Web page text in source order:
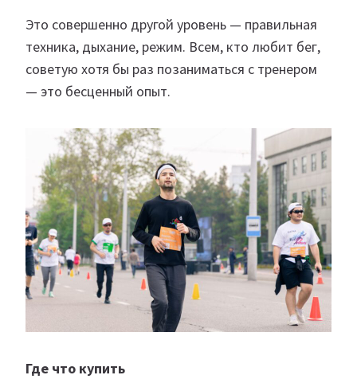
Это совершенно другой уровень — правильная
техника, дыхание, режим. Всем, кто любит бег,
советую хотя бы раз позаниматься с тренером
— это бесценный опыт.
Где что купить